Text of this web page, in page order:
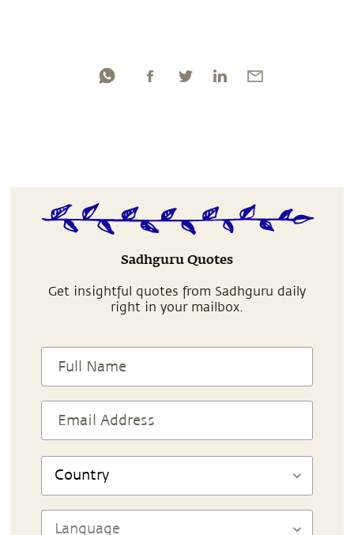
Sadhguru Quotes
Get insightful quotes from Sadhguru daily
right in your mailbox.